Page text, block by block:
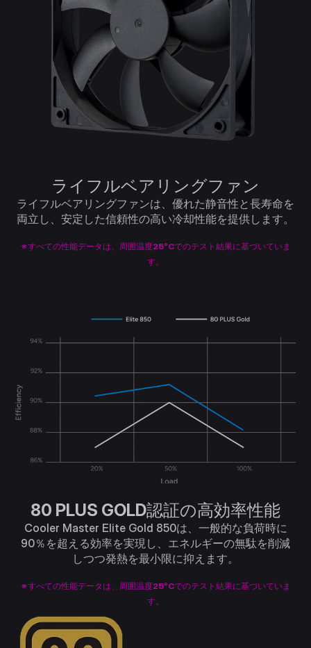
ライフルベアリングファン
ライフルベアリングファンは、優れた静音性と長寿命を
両立し、安定した信頼性の高い冷却性能を提供します。
※すべての性能データは、周囲温度25°Cでのテスト結果に基づいていま
す。
80 PLUS GOLD認証の高効率性能
Cooler Master Elite Gold 850は、一般的な負荷時に
90％を超える効率を実現し、エネルギーの無駄を削減
しつつ発熱を最小限に抑えます。
※すべての性能データは、周囲温度25°Cでのテスト結果に基づいていま
す。